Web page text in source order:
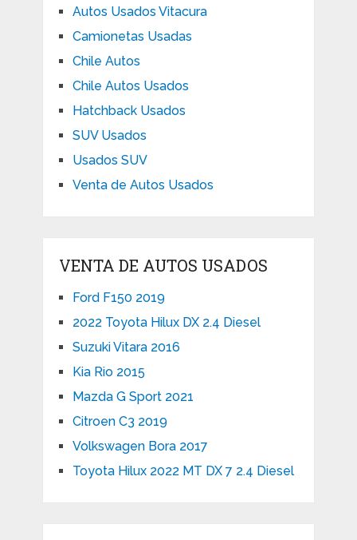
Autos Usados Vitacura
Camionetas Usadas
Chile Autos
Chile Autos Usados
Hatchback Usados
SUV Usados
Usados SUV
Venta de Autos Usados
VENTA DE AUTOS USADOS
Ford F150 2019
2022 Toyota Hilux DX 2.4 Diesel
Suzuki Vitara 2016
Kia Rio 2015
Mazda G Sport 2021
Citroen C3 2019
Volkswagen Bora 2017
Toyota Hilux 2022 MT DX 7 2.4 Diesel